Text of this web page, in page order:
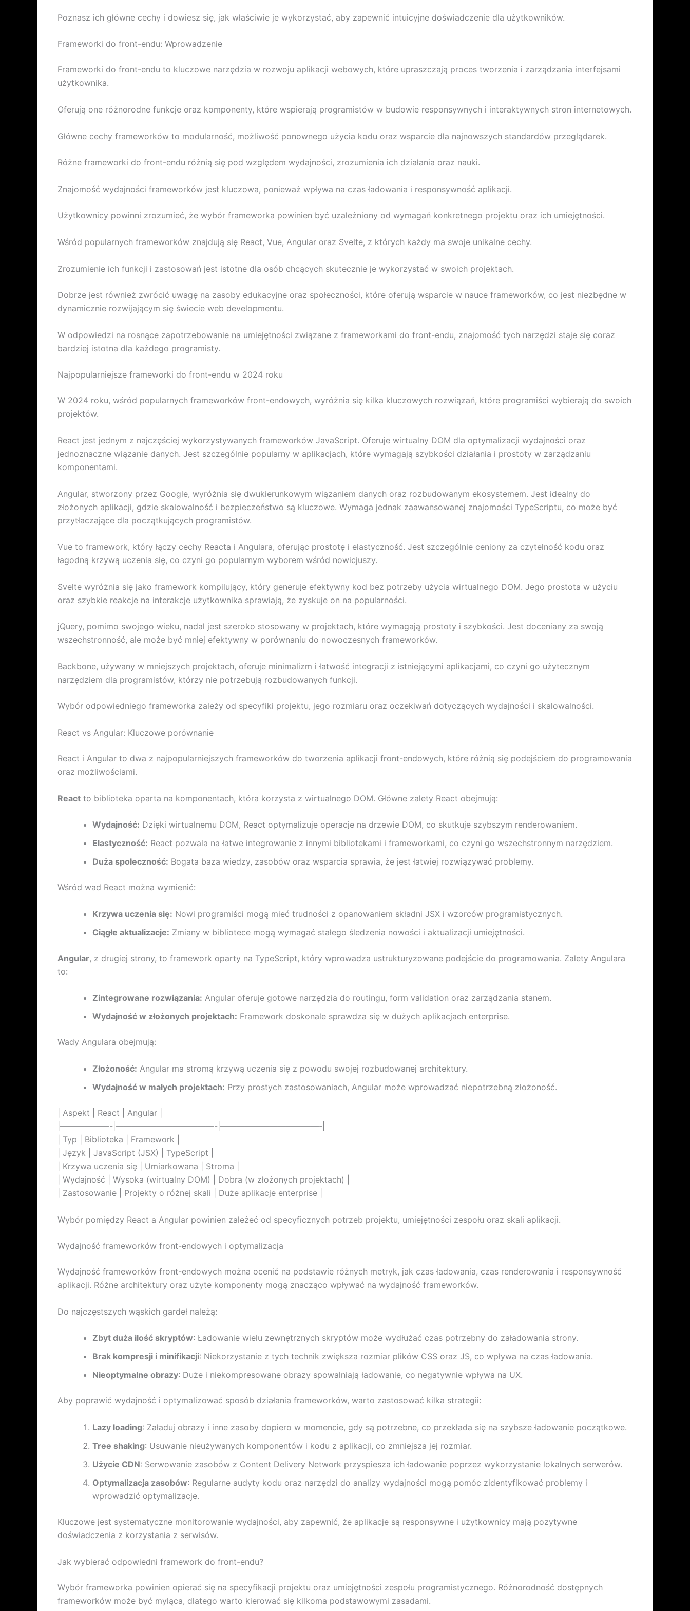
Poznasz ich główne cechy i dowiesz się, jak właściwie je wykorzystać, aby zapewnić intuicyjne doświadczenie dla użytkowników.
Frameworki do front-endu: Wprowadzenie
Frameworki do front-endu to kluczowe narzędzia w rozwoju aplikacji webowych, które upraszczają proces tworzenia i zarządzania interfejsami
użytkownika.
Oferują one różnorodne funkcje oraz komponenty, które wspierają programistów w budowie responsywnych i interaktywnych stron internetowych.
Główne cechy frameworków to modularność, możliwość ponownego użycia kodu oraz wsparcie dla najnowszych standardów przeglądarek.
Różne frameworki do front-endu różnią się pod względem wydajności, zrozumienia ich działania oraz nauki.
Znajomość wydajności frameworków jest kluczowa, ponieważ wpływa na czas ładowania i responsywność aplikacji.
Użytkownicy powinni zrozumieć, że wybór frameworka powinien być uzależniony od wymagań konkretnego projektu oraz ich umiejętności.
Wśród popularnych frameworków znajdują się React, Vue, Angular oraz Svelte, z których każdy ma swoje unikalne cechy.
Zrozumienie ich funkcji i zastosowań jest istotne dla osób chcących skutecznie je wykorzystać w swoich projektach.
Dobrze jest również zwrócić uwagę na zasoby edukacyjne oraz społeczności, które oferują wsparcie w nauce frameworków, co jest niezbędne w
dynamicznie rozwijającym się świecie web developmentu.
W odpowiedzi na rosnące zapotrzebowanie na umiejętności związane z frameworkami do front-endu, znajomość tych narzędzi staje się coraz
bardziej istotna dla każdego programisty.
Najpopularniejsze frameworki do front-endu w 2024 roku
W 2024 roku, wśród popularnych frameworków front-endowych, wyróżnia się kilka kluczowych rozwiązań, które programiści wybierają do swoich
projektów.
React jest jednym z najczęściej wykorzystywanych frameworków JavaScript. Oferuje wirtualny DOM dla optymalizacji wydajności oraz
jednoznaczne wiązanie danych. Jest szczególnie popularny w aplikacjach, które wymagają szybkości działania i prostoty w zarządzaniu
komponentami.
Angular, stworzony przez Google, wyróżnia się dwukierunkowym wiązaniem danych oraz rozbudowanym ekosystemem. Jest idealny do
złożonych aplikacji, gdzie skalowalność i bezpieczeństwo są kluczowe. Wymaga jednak zaawansowanej znajomości TypeScriptu, co może być
przytłaczające dla początkujących programistów.
Vue to framework, który łączy cechy Reacta i Angulara, oferując prostotę i elastyczność. Jest szczególnie ceniony za czytelność kodu oraz
łagodną krzywą uczenia się, co czyni go popularnym wyborem wśród nowicjuszy.
Svelte wyróżnia się jako framework kompilujący, który generuje efektywny kod bez potrzeby użycia wirtualnego DOM. Jego prostota w użyciu
oraz szybkie reakcje na interakcje użytkownika sprawiają, że zyskuje on na popularności.
jQuery, pomimo swojego wieku, nadal jest szeroko stosowany w projektach, które wymagają prostoty i szybkości. Jest doceniany za swoją
wszechstronność, ale może być mniej efektywny w porównaniu do nowoczesnych frameworków.
Backbone, używany w mniejszych projektach, oferuje minimalizm i łatwość integracji z istniejącymi aplikacjami, co czyni go użytecznym
narzędziem dla programistów, którzy nie potrzebują rozbudowanych funkcji.
Wybór odpowiedniego frameworka zależy od specyfiki projektu, jego rozmiaru oraz oczekiwań dotyczących wydajności i skalowalności.
React vs Angular: Kluczowe porównanie
React i Angular to dwa z najpopularniejszych frameworków do tworzenia aplikacji front-endowych, które różnią się podejściem do programowania
oraz możliwościami.
React to biblioteka oparta na komponentach, która korzysta z wirtualnego DOM. Główne zalety React obejmują:
Wydajność: Dzięki wirtualnemu DOM, React optymalizuje operacje na drzewie DOM, co skutkuje szybszym renderowaniem.
Elastyczność: React pozwala na łatwe integrowanie z innymi bibliotekami i frameworkami, co czyni go wszechstronnym narzędziem.
Duża społeczność: Bogata baza wiedzy, zasobów oraz wsparcia sprawia, że jest łatwiej rozwiązywać problemy.
Wśród wad React można wymienić:
Krzywa uczenia się: Nowi programiści mogą mieć trudności z opanowaniem składni JSX i wzorców programistycznych.
Ciągłe aktualizacje: Zmiany w bibliotece mogą wymagać stałego śledzenia nowości i aktualizacji umiejętności.
Angular, z drugiej strony, to framework oparty na TypeScript, który wprowadza ustrukturyzowane podejście do programowania. Zalety Angulara
to:
Zintegrowane rozwiązania: Angular oferuje gotowe narzędzia do routingu, form validation oraz zarządzania stanem.
Wydajność w złożonych projektach: Framework doskonale sprawdza się w dużych aplikacjach enterprise.
Wady Angulara obejmują:
Złożoność: Angular ma stromą krzywą uczenia się z powodu swojej rozbudowanej architektury.
Wydajność w małych projektach: Przy prostych zastosowaniach, Angular może wprowadzać niepotrzebną złożoność.
| Aspekt | React | Angular |
|——————-|————————————-|————————————-|
| Typ | Biblioteka | Framework |
| Język | JavaScript (JSX) | TypeScript |
| Krzywa uczenia się | Umiarkowana | Stroma |
| Wydajność | Wysoka (wirtualny DOM) | Dobra (w złożonych projektach) |
| Zastosowanie | Projekty o różnej skali | Duże aplikacje enterprise |
Wybór pomiędzy React a Angular powinien zależeć od specyficznych potrzeb projektu, umiejętności zespołu oraz skali aplikacji.
Wydajność frameworków front-endowych i optymalizacja
Wydajność frameworków front-endowych można ocenić na podstawie różnych metryk, jak czas ładowania, czas renderowania i responsywność
aplikacji. Różne architektury oraz użyte komponenty mogą znacząco wpływać na wydajność frameworków.
Do najczęstszych wąskich gardeł należą:
Zbyt duża ilość skryptów: Ładowanie wielu zewnętrznych skryptów może wydłużać czas potrzebny do załadowania strony.
Brak kompresji i minifikacji: Niekorzystanie z tych technik zwiększa rozmiar plików CSS oraz JS, co wpływa na czas ładowania.
Nieoptymalne obrazy: Duże i niekompresowane obrazy spowalniają ładowanie, co negatywnie wpływa na UX.
Aby poprawić wydajność i optymalizować sposób działania frameworków, warto zastosować kilka strategii:
Lazy loading: Załaduj obrazy i inne zasoby dopiero w momencie, gdy są potrzebne, co przekłada się na szybsze ładowanie początkowe.
Tree shaking: Usuwanie nieużywanych komponentów i kodu z aplikacji, co zmniejsza jej rozmiar.
Użycie CDN: Serwowanie zasobów z Content Delivery Network przyspiesza ich ładowanie poprzez wykorzystanie lokalnych serwerów.
Optymalizacja zasobów: Regularne audyty kodu oraz narzędzi do analizy wydajności mogą pomóc zidentyfikować problemy i
wprowadzić optymalizacje.
Kluczowe jest systematyczne monitorowanie wydajności, aby zapewnić, że aplikacje są responsywne i użytkownicy mają pozytywne
doświadczenia z korzystania z serwisów.
Jak wybierać odpowiedni framework do front-endu?
Wybór frameworka powinien opierać się na specyfikacji projektu oraz umiejętności zespołu programistycznego. Różnorodność dostępnych
frameworków może być myląca, dlatego warto kierować się kilkoma podstawowymi zasadami.